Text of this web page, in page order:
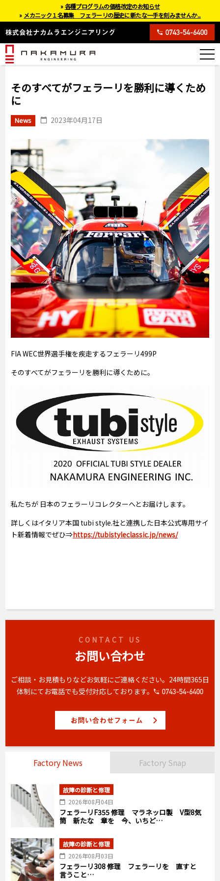
そのすべてがフェラーリを勝利に導くため
に
News 2023年04月17日
FIA WEC世界選手権を疾走するフェラーリ499P
そのすべてがフェラーリを勝利に導くために。
私たちが 日本のフェラーリコレクターへとお届けします。
詳しくはイタリア本国 tubi style.社と連携した日本公式専用サイ
ト新着情報でぜひ⇒https://tubistyleclassic.jp/news/
CONTACT US
お問い合わせ
ご相談・お見積もりなどお気軽にご連絡ください。 24時間365日
体制にてお電話でも受付対応しております。
Factory News Factory Snap
故障の診断と修理
2026年08月04日
フェラーリF355 修理 マラネッロ製 V型8気
筒 新たな 章を 今、いちど…
故障の診断と修理
2026年08月03日
フェラーリ308 修理 フェラーリを 直すと
言うこと…
»各種プログラムの価格改定のお知らせ
» メカニック１名募集 フェラーリの歴史に新たな一手を刻みませんか...